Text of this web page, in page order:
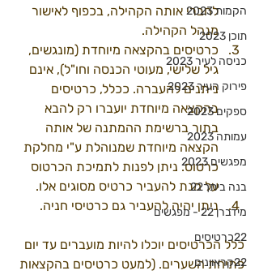
הקמות 2023
תוכן 2023
כניסה לעיר 2023
פירוק העיר 2023
ספקים 2023
עמותה 2023
מפגשים 2023
בנה ביתך22
מידברן 22 - מפגשים
22כרטיסים
22קראוונים
לחברי אותה הקהילה, בכפוף לאישור
מנהל הקהילה.
כרטיסים בהקצאה מיוחדת (מונגשים,
גיל שלישי, מעוטי הכנסה וחו"ל), אינם
ניתנים להעברה. ככלל, כרטיסים
בהקצאה מיוחדת יועברו רק להבא
בתור ברשימת ההמתנה של אותה
הקצאה מיוחדת שמנוהלת ע"י מחלקת
כרטוס. ניתן לפנות לתמיכת הכרטוס
על מנת להעביר כרטיס מסוגים אלו.
ניתן יהיה להעביר גם כרטיסי חניה.
כלל הכרטיסים יוכלו להיות מועברים עד יום
פתיחת השערים. (למעט כרטיסים בהקצאות